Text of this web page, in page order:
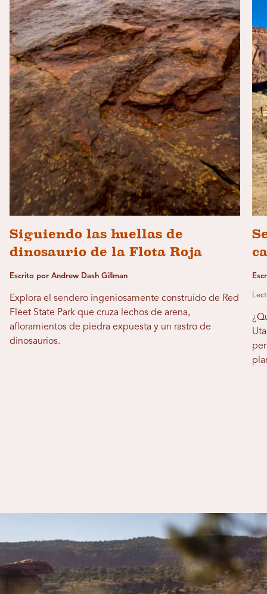
Siguiendo las huellas de
dinosaurio de la Flota Roja
Escrito por Andrew Dash Gillman
Explora el sendero ingeniosamente construido de Red
Fleet State Park que cruza lechos de arena,
afloramientos de piedra expuesta y un rastro de
dinosaurios.